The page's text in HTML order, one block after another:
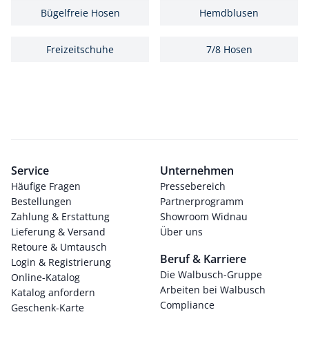
Bügelfreie Hosen Hemdblusen
Freizeitschuhe 7/8 Hosen
Service
Häufige Fragen
Bestellungen
Zahlung & Erstattung
Lieferung & Versand
Retoure & Umtausch
Login & Registrierung
Online-Katalog
Katalog anfordern
Geschenk-Karte
Unternehmen
Pressebereich
Partnerprogramm
Showroom Widnau
Über uns
Beruf & Karriere
Die Walbusch-Gruppe
Arbeiten bei Walbusch
Compliance